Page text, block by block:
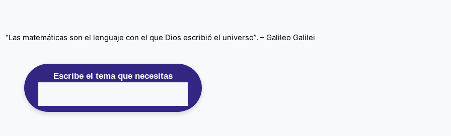
“Las matemáticas son el lenguaje con el que Dios escribió el universo”. – Galileo Galilei
Escribe el tema que necesitas